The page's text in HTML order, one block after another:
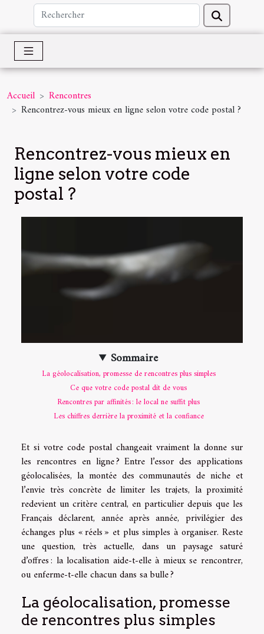
Accueil
Rencontres
Rencontrez-vous mieux en ligne selon votre code postal ?
Rencontrez-vous mieux en
ligne selon votre code
postal ?
Sommaire
La géolocalisation, promesse de rencontres plus simples
Ce que votre code postal dit de vous
Rencontres par affinités : le local ne suffit plus
Les chiffres derrière la proximité et la confiance
Et si votre code postal changeait vraiment la donne sur
les rencontres en ligne ? Entre l’essor des applications
géolocalisées, la montée des communautés de niche et
l’envie très concrète de limiter les trajets, la proximité
redevient un critère central, en particulier depuis que les
Français déclarent, année après année, privilégier des
échanges plus « réels » et plus simples à organiser. Reste
une question, très actuelle, dans un paysage saturé
d’offres : la localisation aide-t-elle à mieux se rencontrer,
ou enferme-t-elle chacun dans sa bulle ?
La géolocalisation, promesse
de rencontres plus simples